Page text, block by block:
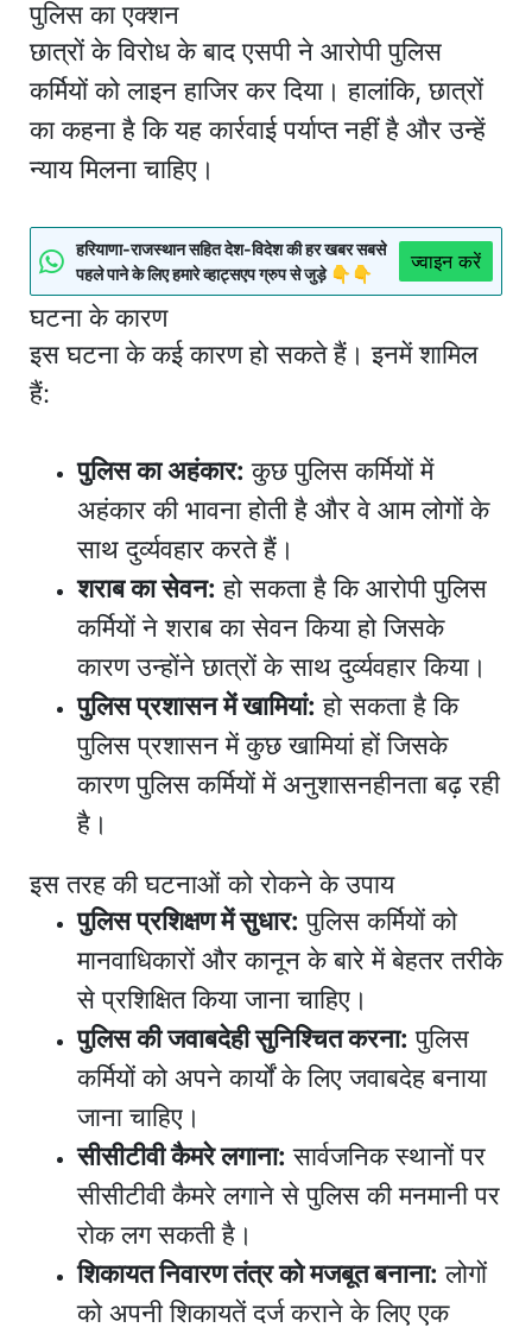
पुलिस का एक्शन
छात्रों के विरोध के बाद एसपी ने आरोपी पुलिस
कर्मियों को लाइन हाजिर कर दिया। हालांकि, छात्रों
का कहना है कि यह कार्रवाई पर्याप्त नहीं है और उन्हें
न्याय मिलना चाहिए।
हरियाणा-राजस्थान सहित देश-विदेश की हर खबर सबसे
पहले पाने के लिए हमारे व्हाट्सएप ग्रुप से जुड़े 👇👇
ज्वाइन करें
घटना के कारण
इस घटना के कई कारण हो सकते हैं। इनमें शामिल
हैं:
पुलिस का अहंकार: कुछ पुलिस कर्मियों में
अहंकार की भावना होती है और वे आम लोगों के
साथ दुर्व्यवहार करते हैं।
शराब का सेवन: हो सकता है कि आरोपी पुलिस
कर्मियों ने शराब का सेवन किया हो जिसके
कारण उन्होंने छात्रों के साथ दुर्व्यवहार किया।
पुलिस प्रशासन में खामियां: हो सकता है कि
पुलिस प्रशासन में कुछ खामियां हों जिसके
कारण पुलिस कर्मियों में अनुशासनहीनता बढ़ रही
है।
इस तरह की घटनाओं को रोकने के उपाय
पुलिस प्रशिक्षण में सुधार: पुलिस कर्मियों को
मानवाधिकारों और कानून के बारे में बेहतर तरीके
से प्रशिक्षित किया जाना चाहिए।
पुलिस की जवाबदेही सुनिश्चित करना: पुलिस
कर्मियों को अपने कार्यों के लिए जवाबदेह बनाया
जाना चाहिए।
सीसीटीवी कैमरे लगाना: सार्वजनिक स्थानों पर
सीसीटीवी कैमरे लगाने से पुलिस की मनमानी पर
रोक लग सकती है।
शिकायत निवारण तंत्र को मजबूत बनाना: लोगों
को अपनी शिकायतें दर्ज कराने के लिए एक